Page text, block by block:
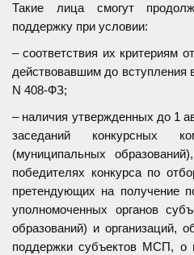
Такие лица смогут
поддержку при условии:
– соответствия их критериям
действовавшим до вступления
N 408-ФЗ;
– наличия утвержденных до 1
заседаний конкурсных
(муниципальных
победителях конкурса по
претендующих на получение
уполномоченных органов
образований) и организаций,
поддержки субъектов МСП, о